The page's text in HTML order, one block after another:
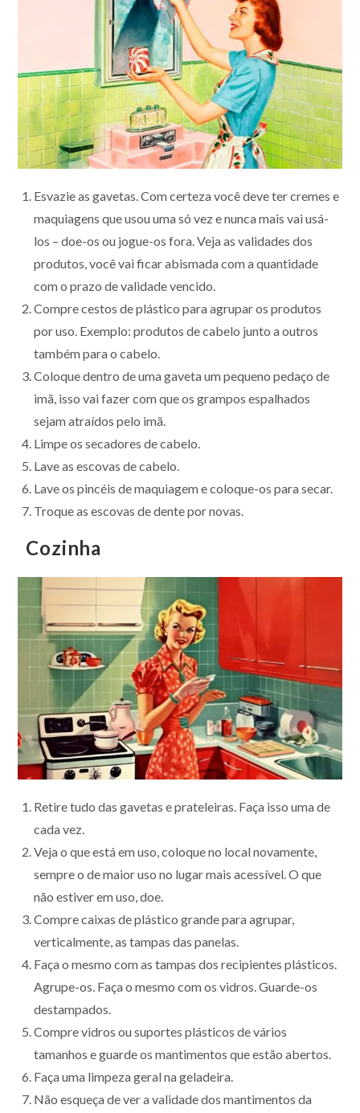
Esvazie as gavetas. Com certeza você deve ter cremes e
maquiagens que usou uma só vez e nunca mais vai usá-
los – doe-os ou jogue-os fora. Veja as validades dos
produtos, você vai ficar abismada com a quantidade
com o prazo de validade vencido.
Compre cestos de plástico para agrupar os produtos
por uso. Exemplo: produtos de cabelo junto a outros
também para o cabelo.
Coloque dentro de uma gaveta um pequeno pedaço de
imã, isso vai fazer com que os grampos espalhados
sejam atraídos pelo imã.
Limpe os secadores de cabelo.
Lave as escovas de cabelo.
Lave os pincéis de maquiagem e coloque-os para secar.
Troque as escovas de dente por novas.
Cozinha
Retire tudo das gavetas e prateleiras. Faça isso uma de
cada vez.
Veja o que está em uso, coloque no local novamente,
sempre o de maior uso no lugar mais acessível. O que
não estiver em uso, doe.
Compre caixas de plástico grande para agrupar,
verticalmente, as tampas das panelas.
Faça o mesmo com as tampas dos recipientes plásticos.
Agrupe-os. Faça o mesmo com os vidros. Guarde-os
destampados.
Compre vidros ou suportes plásticos de vários
tamanhos e guarde os mantimentos que estão abertos.
Faça uma limpeza geral na geladeira.
Não esqueça de ver a validade dos mantimentos da